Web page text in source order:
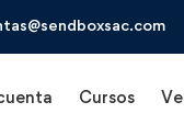
Cursos